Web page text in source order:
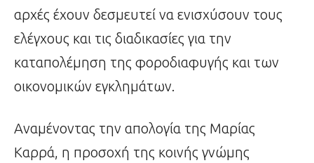
αρχές έχουν δεσμευτεί να ενισχύσουν τους
ελέγχους και τις διαδικασίες για την
καταπολέμηση της φοροδιαφυγής και των
οικονομικών εγκλημάτων.
Αναμένοντας την απολογία της Μαρίας
Καρρά, η προσοχή της κοινής γνώμης